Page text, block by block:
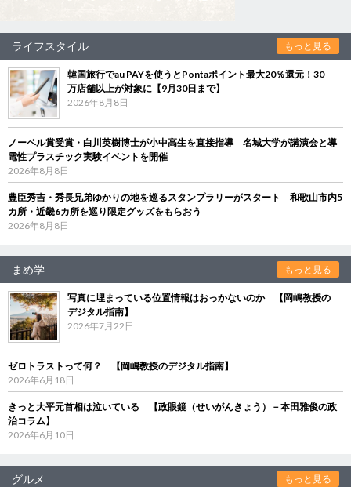
ライフスタイル もっと見る
韓国旅行でau PAYを使うとPontaポイント最大20％還元！30
万店舗以上が対象に【9月30日まで】
2026年8月8日
ノーベル賞受賞・白川英樹博士が小中高生を直接指導 名城大学が講演会と導
電性プラスチック実験イベントを開催
2026年8月8日
豊臣秀吉・秀長兄弟ゆかりの地を巡るスタンプラリーがスタート 和歌山市内5
カ所・近畿6カ所を巡り限定グッズをもらおう
2026年8月8日
まめ学 もっと見る
写真に埋まっている位置情報はおっかないのか 【岡嶋教授の
デジタル指南】
2026年7月22日
ゼロトラストって何？ 【岡嶋教授のデジタル指南】
2026年6月18日
きっと大平元首相は泣いている 【政眼鏡（せいがんきょう）－本田雅俊の政
治コラム】
2026年6月10日
グルメ もっと見る